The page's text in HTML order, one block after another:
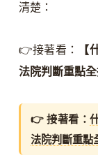
清楚：
👉接著看：
【
法院判斷重點
👉 接著看：
法院判斷重點